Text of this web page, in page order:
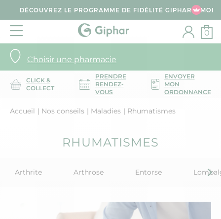
DÉCOUVREZ LE PROGRAMME DE FIDÉLITÉ GIPHAR & MOI
Choisir une pharmacie
0
CLICK &
COLLECT
PRENDRE
RENDEZ-
VOUS
ENVOYER
MON
ORDONNANCE
Accueil Nos conseils Maladies Rhumatismes
RHUMATISMES
Arthrite Arthrose Entorse